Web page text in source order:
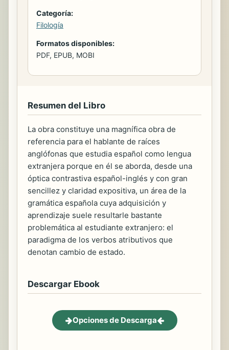
Categoría:
Filología
Formatos disponibles:
PDF, EPUB, MOBI
Resumen del Libro
La obra constituye una magnífica obra de
referencia para el hablante de raíces
anglófonas que estudia español como lengua
extranjera porque en él se aborda, desde una
óptica contrastiva español-inglés y con gran
sencillez y claridad expositiva, un área de la
gramática española cuya adquisición y
aprendizaje suele resultarle bastante
problemática al estudiante extranjero: el
paradigma de los verbos atributivos que
denotan cambio de estado.
Descargar Ebook
Opciones de Descarga